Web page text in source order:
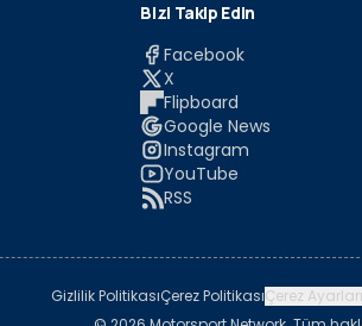
Bizi Takip Edin
Facebook
X
Flipboard
Google News
Instagram
YouTube
RSS
Gizlilik PolitikasıÇerez PolitikasıÇerez Ayarları